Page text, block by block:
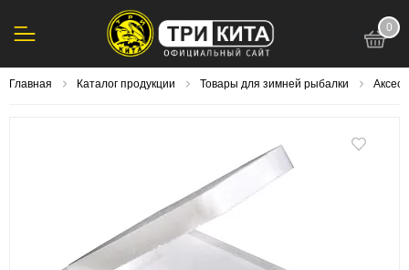
0
Главная Каталог продукции Товары для зимней рыбалки